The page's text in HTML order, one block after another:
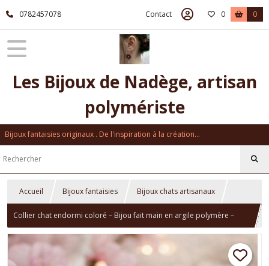
0782457078 Contact 0 0
Les Bijoux de Nadège, artisan
polymériste
Bijoux fantaisies originaux . De l'inspiration à la création...
Accueil Bijoux fantaisies Bijoux chats artisanaux
Collier chat endormi coloré – Bijou fait main en argile polymère –
Cadeau amoureux des chats